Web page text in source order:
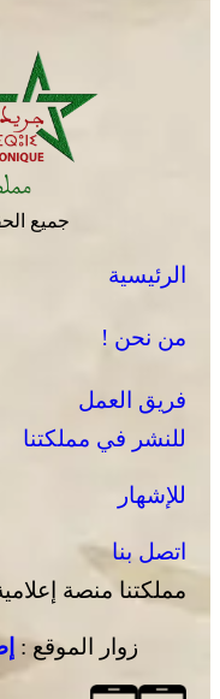
المجلس الوطني لحقوق
جميع
الرئيسية
من نحن !
فريق العمل
للنشر في مملكتنا
للإشهار
اتصل بنا
مملكتنا منصة
زوار الموقع :